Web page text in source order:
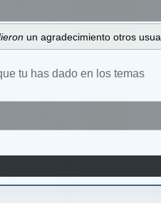
un agradecimiento otros
tu has dado en los temas